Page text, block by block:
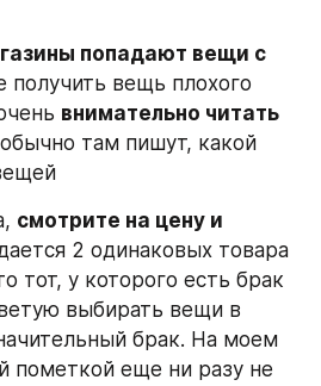
попадают вещи с
получить вещь плохого
внимательно читать
там пишут, какой
смотрите на цену и
2 одинаковых товара
тот, у которого есть брак
выбирать вещи в
брак. На моем
пометкой еще ни разу не